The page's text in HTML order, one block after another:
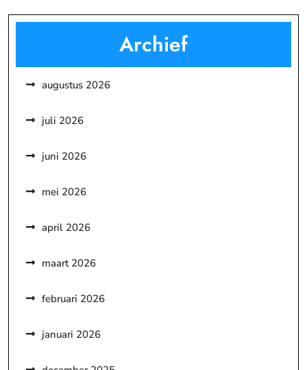
Archief
augustus 2026
juli 2026
juni 2026
mei 2026
april 2026
maart 2026
februari 2026
januari 2026